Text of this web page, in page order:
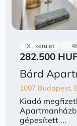
IX . kerület
282.500
Bárd
1097 Budapest,
Kiadó
gépesített ...